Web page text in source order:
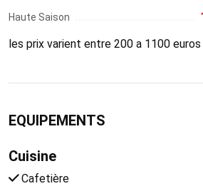
Haute Saison
les prix varient entre 200 a 1100 euros
EQUIPEMENTS
Cuisine
Cafetière